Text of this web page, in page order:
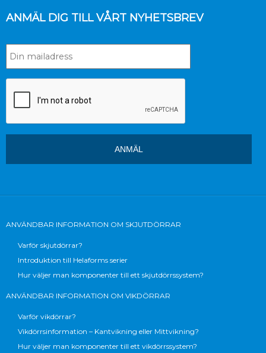
ANMÄL DIG TILL VÅRT NYHETSBREV
ANVÄNDBAR INFORMATION OM SKJUTDÖRRAR
Varför skjutdörrar?
Introduktion till Helaforms serier
Hur väljer man komponenter till ett skjutdörrssystem?
ANVÄNDBAR INFORMATION OM VIKDÖRRAR
Varför vikdörrar?
Vikdörrsinformation – Kantvikning eller Mittvikning?
Hur väljer man komponenter till ett vikdörrssystem?